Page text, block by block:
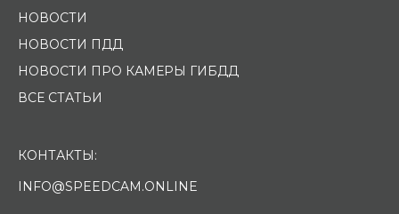
НОВОСТИ
НОВОСТИ ПДД
НОВОСТИ ПРО КАМЕРЫ ГИБДД
ВСЕ СТАТЬИ
КОНТАКТЫ:
INFO@SPEEDCAM.ONLINE